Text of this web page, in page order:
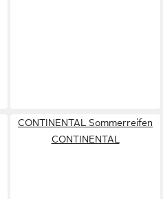
CONTINENTAL Sommerreifen
CONTINENTAL